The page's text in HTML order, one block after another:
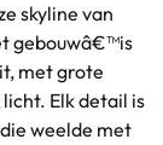
skyline van
gebouwâ€™is
met grote
Elk detail is
weelde met